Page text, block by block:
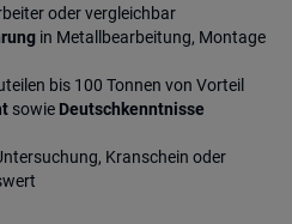
oder vergleichbar
in Metallbearbeitung, Montage
bis 100 Tonnen von Vorteil
sowie Deutschkenntnisse
Kranschein oder